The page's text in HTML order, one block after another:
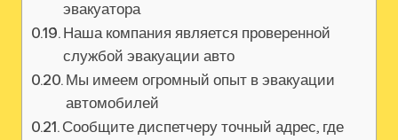
эвакуатора
Наша компания является проверенной
службой эвакуации авто
Мы имеем огромный опыт в эвакуации
автомобилей
Сообщите диспетчеру точный адрес, где